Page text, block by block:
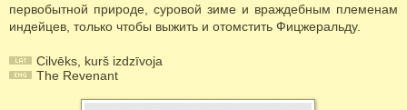
первобытной природе, суровой зиме и враждебным племенам
индейцев, только чтобы выжить и отомстить Фицжеральду.
Cilvēks, kurš izdzīvoja
The Revenant